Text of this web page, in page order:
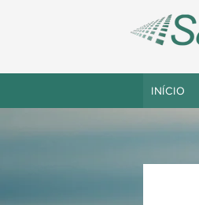
INÍCIO